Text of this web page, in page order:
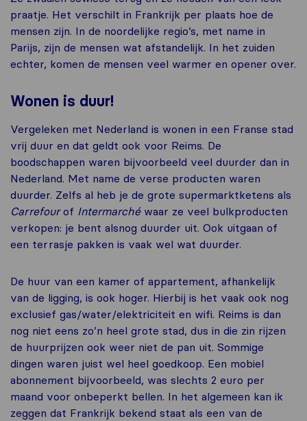
praatje. Het verschilt in Frankrijk per plaats hoe de
mensen zijn. In de noordelijke regio’s, met name in
Parijs, zijn de mensen wat afstandelijk. In het zuiden
echter, komen de mensen veel warmer en opener over.
Wonen is duur!
Vergeleken met Nederland is wonen in een Franse stad
vrij duur en dat geldt ook voor Reims. De
boodschappen waren bijvoorbeeld veel duurder dan in
Nederland. Met name de verse producten waren
duurder. Zelfs al heb je de grote supermarktketens als
Carrefourof Intermarché waar ze veel bulkproducten
verkopen: je bent alsnog duurder uit. Ook uitgaan of
een terrasje pakken is vaak wel wat duurder.
De huur van een kamer of appartement, afhankelijk
van de ligging, is ook hoger. Hierbij is het vaak ook nog
exclusief gas/water/elektriciteit en wifi. Reims is dan
nog niet eens zo’n heel grote stad, dus in die zin rijzen
de huurprijzen ook weer niet de pan uit. Sommige
dingen waren juist wel heel goedkoop. Een mobiel
abonnement bijvoorbeeld, was slechts 2 euro per
maand voor onbeperkt bellen. In het algemeen kan ik
zeggen dat Frankrijk bekend staat als een van de